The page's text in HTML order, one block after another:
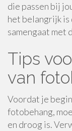
die passen bij
het belangrijk is
samengaat met
Tips
van
Voordat je
fotobehang,
en droog is.